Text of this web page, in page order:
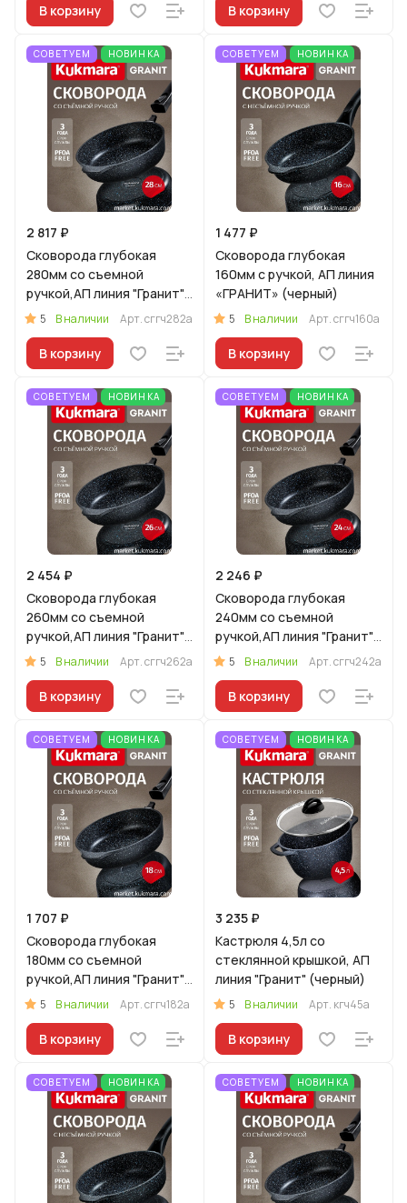
В корзину В корзину
СОВЕТУЕМ НОВИНКА
2 817 ₽
Сковорода глубокая
280мм со съемной
ручкой,АП линия "Гранит"
(черный)
5 В наличии Арт.сггч282а
В корзину
СОВЕТУЕМ НОВИНКА
1 477 ₽
Сковорода глубокая
160мм с ручкой, АП линия
«ГРАНИТ» (черный)
5 В наличии Арт.сггч160а
В корзину
СОВЕТУЕМ НОВИНКА
2 454 ₽
Сковорода глубокая
260мм со съемной
ручкой,АП линия "Гранит"
(черный)
5 В наличии Арт.сггч262а
В корзину
СОВЕТУЕМ НОВИНКА
2 246 ₽
Сковорода глубокая
240мм со съемной
ручкой,АП линия "Гранит"
(черный)
5 В наличии Арт.сггч242а
В корзину
СОВЕТУЕМ НОВИНКА
1 707 ₽
Сковорода глубокая
180мм со съемной
ручкой,АП линия "Гранит"
(черный)
5 В наличии Арт.сггч182а
В корзину
СОВЕТУЕМ НОВИНКА
3 235 ₽
Кастрюля 4,5л со
стеклянной крышкой, АП
линия "Гранит" (черный)
5 В наличии Арт. кгч45а
В корзину
СОВЕТУЕМ НОВИНКА СОВЕТУЕМ НОВИНКА